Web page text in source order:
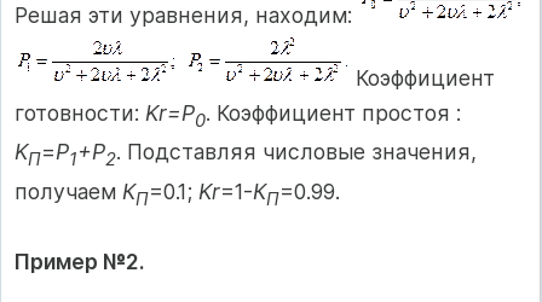
Решая эти уравнения, находим:
Коэффициент
готовности: Kr=P0. Коэффициент простоя :
KП=P1+P2. Подставляя числовые значения,
получаем КП=0.1; Kr=1-КП=0.99.
Пример №2.